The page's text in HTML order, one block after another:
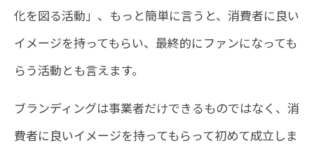
化を図る活動」、もっと簡単に言うと、消費者に良い
イメージを持ってもらい、最終的にファンになっても
らう活動とも言えます。
ブランディングは事業者だけできるものではなく、消
費者に良いイメージを持ってもらって初めて成立しま